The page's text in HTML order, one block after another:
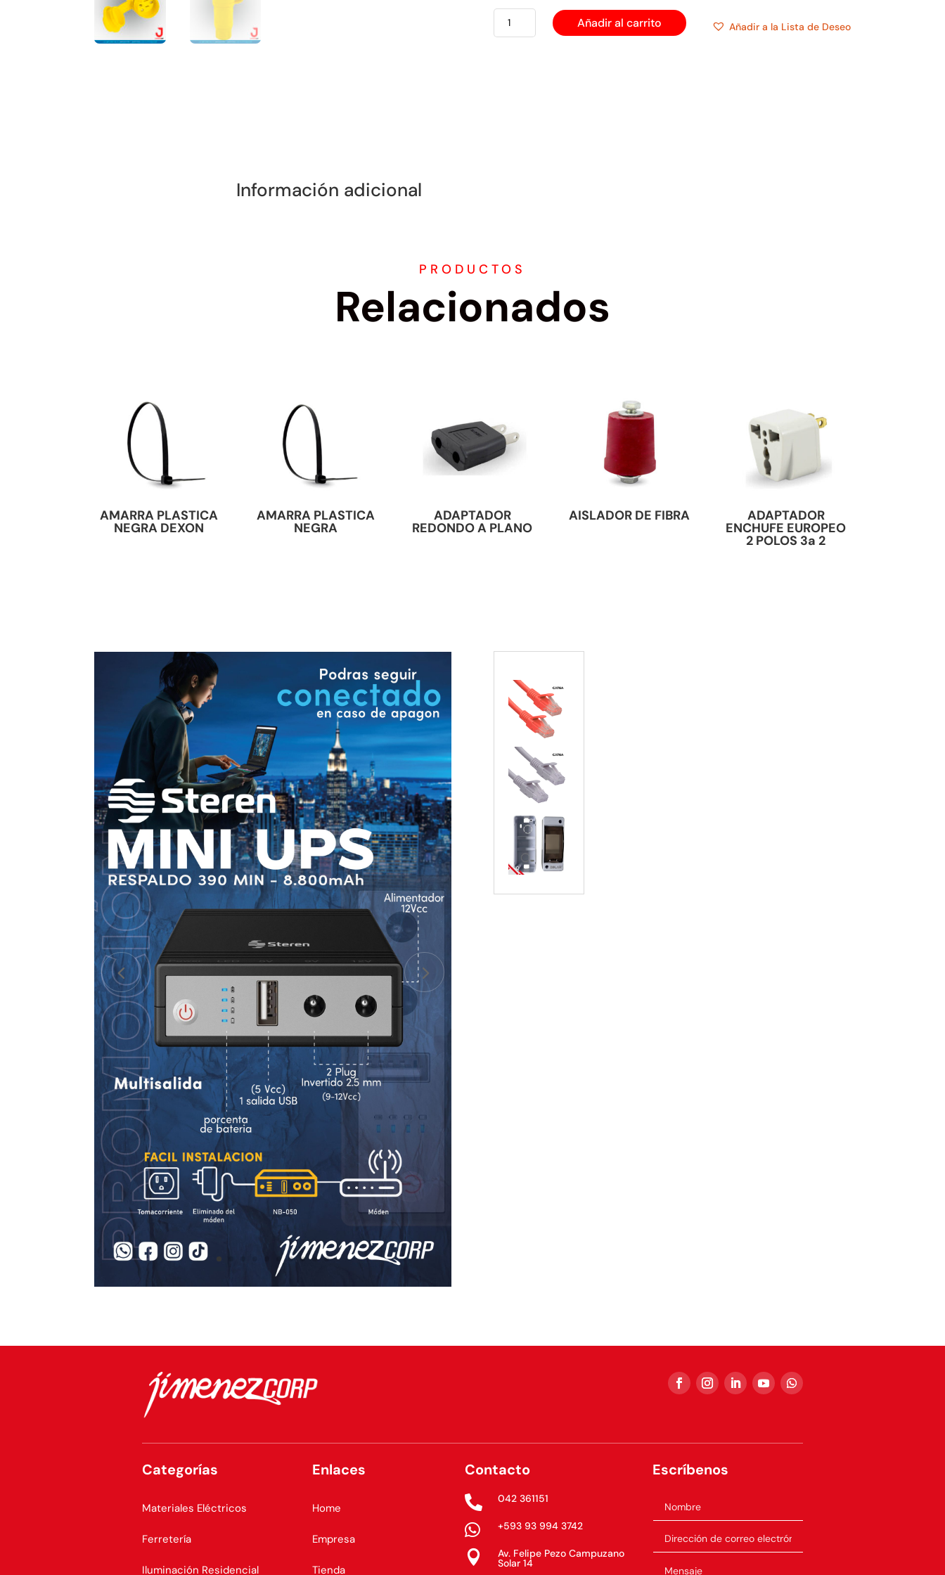
Añadir al carrito Añadir a la Lista de Deseo
Información adicional
PRODUCTOS
Relacionados
AMARRA PLASTICA
NEGRA DEXON
AMARRA PLASTICA
NEGRA
ADAPTADOR
REDONDO A PLANO
AISLADOR DE FIBRA ADAPTADOR
ENCHUFE EUROPEO
2 POLOS 3a 2
Categorías
Materiales Eléctricos
Ferretería
Iluminación Residencial
Enlaces
Home
Empresa
Tienda
Contacto
 042 361151
 +593 93 994 3742
 Av. Felipe Pezo Campuzano
Solar 14
Escríbenos